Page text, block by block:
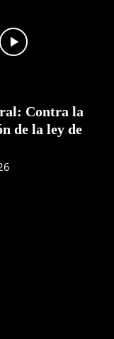
Contra la
de la ley de